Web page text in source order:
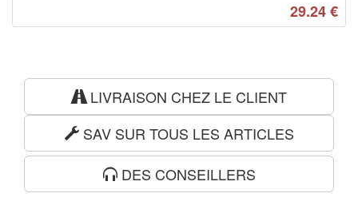
29.24€
LIVRAISON CHEZ LE CLIENT
SAV SUR TOUS LES ARTICLES
DES CONSEILLERS